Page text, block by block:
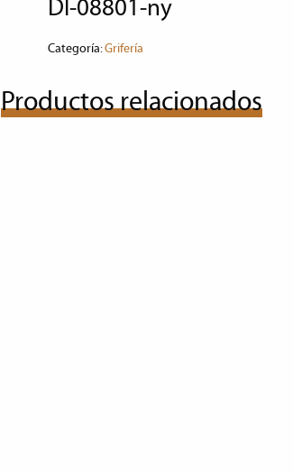
dl-08801-ny
Categoría:Grifería
Productos relacionados